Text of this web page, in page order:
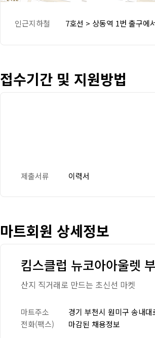
인근지하철 7호선 > 상동역 1번 출구에
접수기간 및 지원방법
제출서류 이력서
마트회원 상세정보
킴스클럽 뉴코아아울렛
산지 직거래로 만드는 초신선 마켓
마트주소
경기 부천시 원미구 송내
전화(팩스)
마감된 채용정보